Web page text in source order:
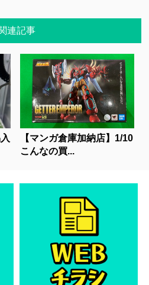
連記事
【マンガ倉庫加納店】1/10
こんなの買...